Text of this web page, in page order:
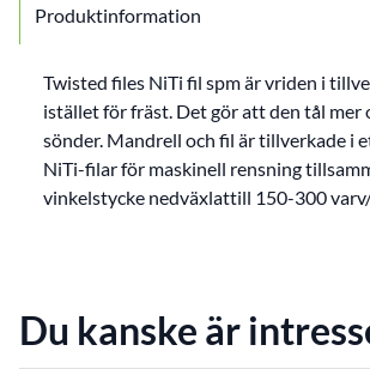
Produktinformation
Twisted files NiTi fil spm är vriden i
istället för fräst. Det gör att den tål mer
sönder. Mandrell och fil är tillverkade i
NiTi-filar för maskinell rensning
vinkelstycke nedväxlattill 150-300
Du kanske är